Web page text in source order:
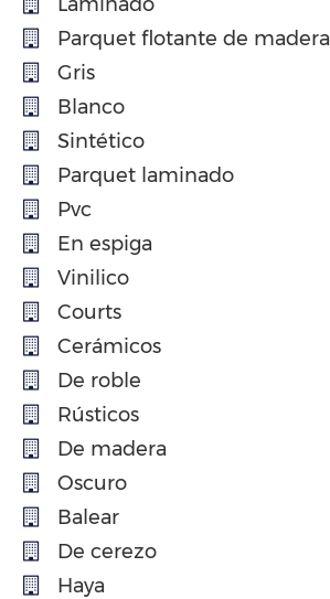
Parquet flotante de madera
Gris
Blanco
Sintético
Parquet laminado
Pvc
En espiga
Vinilico
Courts
Cerámicos
De roble
Rústicos
De madera
Oscuro
Balear
De cerezo
Haya